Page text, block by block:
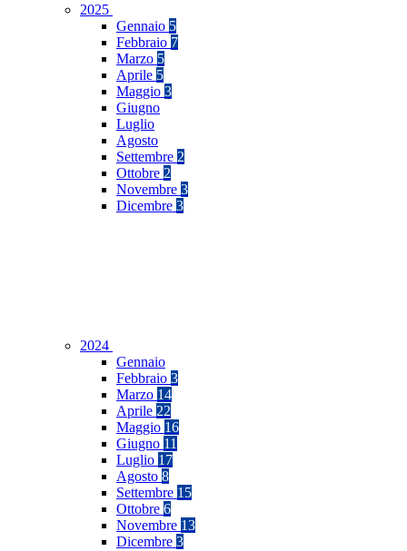
2025
Gennaio 5
Febbraio 7
Marzo 5
Aprile 5
Maggio 3
Giugno
Luglio
Agosto
Settembre 2
Ottobre 2
Novembre 3
Dicembre 3
2024
Gennaio
Febbraio 3
Marzo 14
Aprile 22
Maggio 16
Giugno 11
Luglio 17
Agosto 8
Settembre 15
Ottobre 6
Novembre 13
Dicembre 3